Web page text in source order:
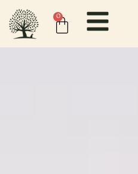
contenido
0